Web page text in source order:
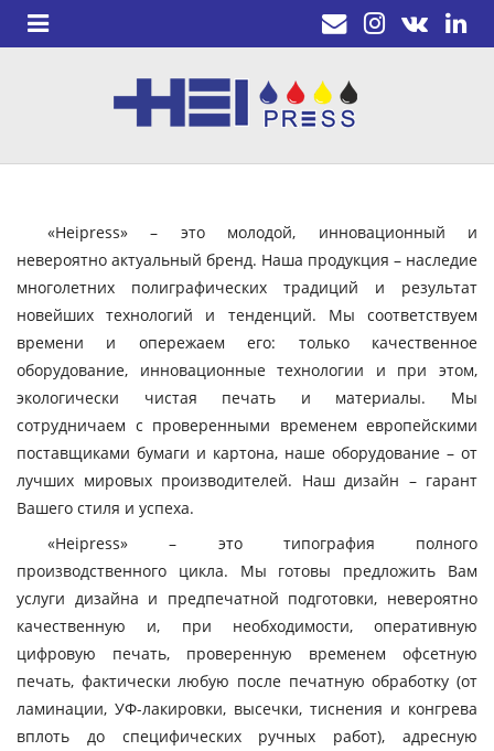
«Heipress» – это молодой, инновационный и
невероятно актуальный бренд. Наша продукция – наследие
многолетних полиграфических традиций и результат
новейших технологий и тенденций. Мы соответствуем
времени и опережаем его: только качественное
оборудование, инновационные технологии и при этом,
экологически чистая печать и материалы. Мы
сотрудничаем с проверенными временем европейскими
поставщиками бумаги и картона, наше оборудование – от
лучших мировых производителей. Наш дизайн – гарант
Вашего стиля и успеха.
«Heipress» – это типография полного
производственного цикла. Мы готовы предложить Вам
услуги дизайна и предпечатной подготовки, невероятно
качественную и, при необходимости, оперативную
цифровую печать, проверенную временем офсетную
печать, фактически любую после печатную обработку (от
ламинации, УФ-лакировки, высечки, тиснения и конгрева
вплоть до специфических ручных работ), адресную